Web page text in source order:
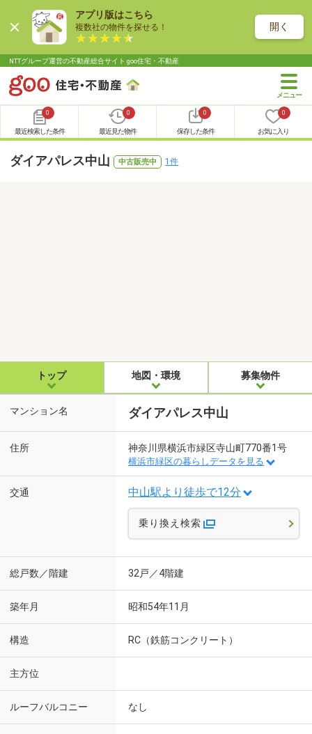
アプリ版はこちら
複数社の物件を探せる！ 開く
NTTグループ運営の不動産総合サイト goo住宅・不動産
0
最近検索した条件
0
最近見た物件
0
保存した条件
0
お気に入り
ダイアパレス中山 中古販売中 1件
トップ 地図・環境 募集物件
マンション名 ダイアパレス中山
住所 神奈川県横浜市緑区寺山町770番1号
横浜市緑区の暮らしデータを見る
交通 中山駅より徒歩で12分
乗り換え検索
総戸数／階建 32戸／4階建
築年月 昭和54年11月
構造 RC（鉄筋コンクリート）
主方位
ルーフバルコニー なし